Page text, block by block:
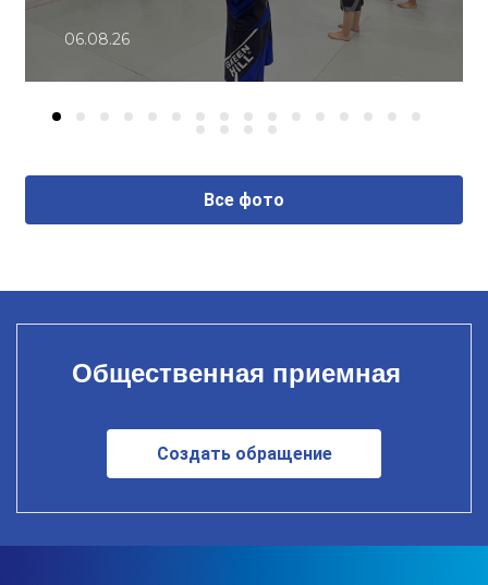
06.08.26
Все фото
Общественная приемная
Создать обращение